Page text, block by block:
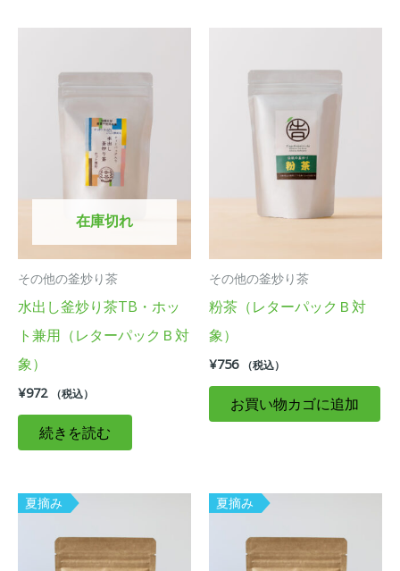
在庫切れ
その他の釜炒り茶
水出し釜炒り茶TB・ホッ
ト兼用（レターパックＢ対
象）
¥972 （税込）
続きを読む
その他の釜炒り茶
粉茶（レターパックＢ対
象）
¥756 （税込）
お買い物カゴに追加
夏摘み 夏摘み